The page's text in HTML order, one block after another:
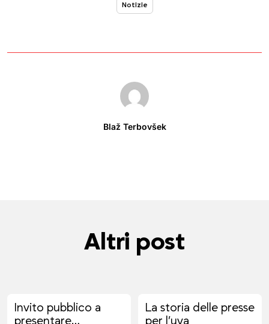
Notizie
Blaž Terbovšek
Altri post
Invito pubblico a
presentare
La storia delle presse
per l’uva